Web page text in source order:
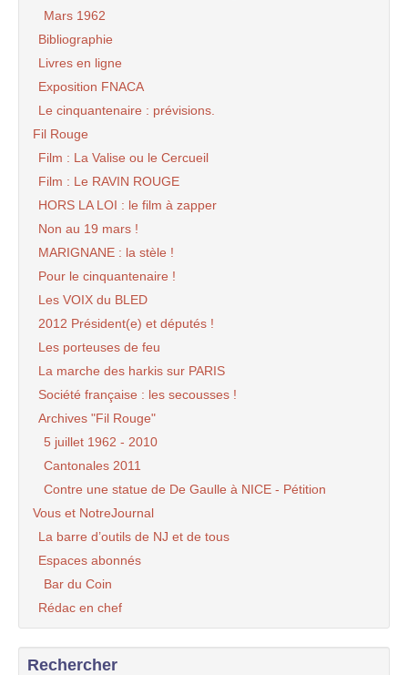
Mars 1962
Bibliographie
Livres en ligne
Exposition FNACA
Le cinquantenaire : prévisions.
Fil Rouge
Film : La Valise ou le Cercueil
Film : Le RAVIN ROUGE
HORS LA LOI : le film à zapper
Non au 19 mars !
MARIGNANE : la stèle !
Pour le cinquantenaire !
Les VOIX du BLED
2012 Président(e) et députés !
Les porteuses de feu
La marche des harkis sur PARIS
Société française : les secousses !
Archives "Fil Rouge"
5 juillet 1962 - 2010
Cantonales 2011
Contre une statue de De Gaulle à NICE - Pétition
Vous et NotreJournal
La barre d’outils de NJ et de tous
Espaces abonnés
Bar du Coin
Rédac en chef
Rechercher